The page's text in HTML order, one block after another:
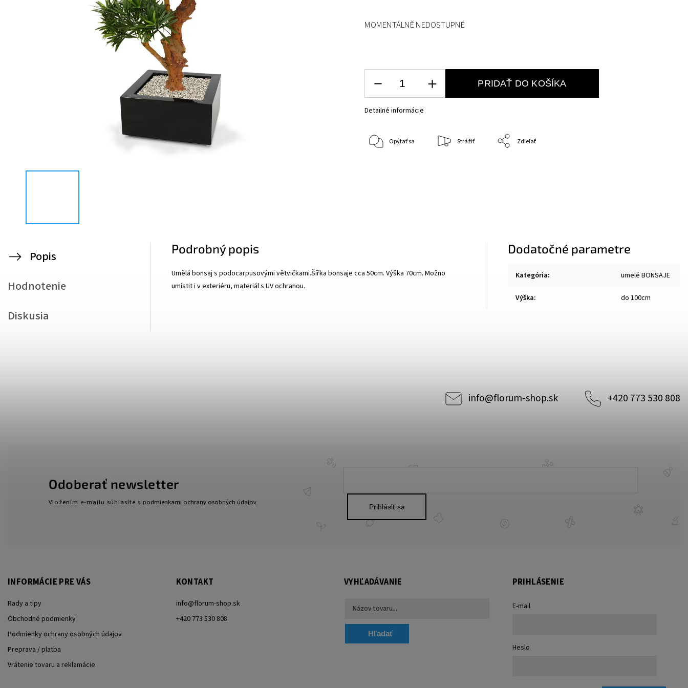
MOMENTÁLNĚ NEDOSTUPNÉ
PRIDAŤ DO KOŠÍKA
Detailné informácie
Opýtať sa Strážiť Zdieľať
Popis
Hodnotenie
Diskusia
Podrobný popis
Umělá bonsaj s podocarpusovými větvičkami.Šířka bonsaje cca 50cm. Výška 70cm. Možno
umístit i v exteriéru, materiál s UV ochranou.
Dodatočné parametre
Kategória: umelé BONSAJE
Výška: do 100cm
info@florum-shop.sk +420 773 530 808
Odoberať newsletter
Vložením e-mailu súhlasíte s podmienkami ochrany osobných údajov
Prihlásiť sa
INFORMÁCIE PRE VÁS
Rady a tipy
Obchodné podmienky
Podmienky ochrany osobných údajov
Preprava / platba
Vrátenie tovaru a reklamácie
KONTAKT
info@florum-shop.sk
+420 773 530 808
VYHĽADÁVANIE
Hľadať
PRIHLÁSENIE
E-mail
Heslo